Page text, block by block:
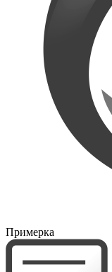
Примерка